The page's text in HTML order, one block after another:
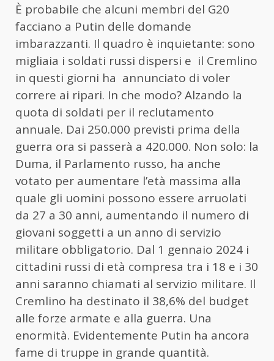
È probabile che alcuni membri del G20
facciano a Putin delle domande
imbarazzanti. Il quadro è inquietante: sono
migliaia i soldati russi dispersi e il Cremlino
in questi giorni ha annunciato di voler
correre ai ripari. In che modo? Alzando la
quota di soldati per il reclutamento
annuale. Dai 250.000 previsti prima della
guerra ora si passerà a 420.000. Non solo: la
Duma, il Parlamento russo, ha anche
votato per aumentare l’età massima alla
quale gli uomini possono essere arruolati
da 27 a 30 anni, aumentando il numero di
giovani soggetti a un anno di servizio
militare obbligatorio. Dal 1 gennaio 2024 i
cittadini russi di età compresa tra i 18 e i 30
anni saranno chiamati al servizio militare. Il
Cremlino ha destinato il 38,6% del budget
alle forze armate e alla guerra. Una
enormità. Evidentemente Putin ha ancora
fame di truppe in grande quantità.